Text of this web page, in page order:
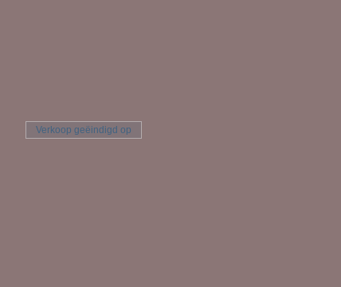
Verkoop geëindigd op